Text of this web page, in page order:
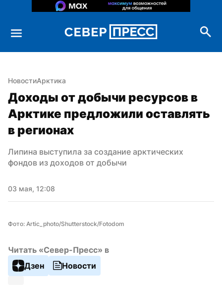
НовостиАрктика
Доходы от добычи ресурсов в
Арктике предложили оставлять
в регионах
Липина выступила за создание арктических
фондов из доходов от добычи
03 мая, 12:08
Фото: Artic_photo/Shutterstock/Fotodom
Читать «Север-Пресс» в
Дзен
Новости